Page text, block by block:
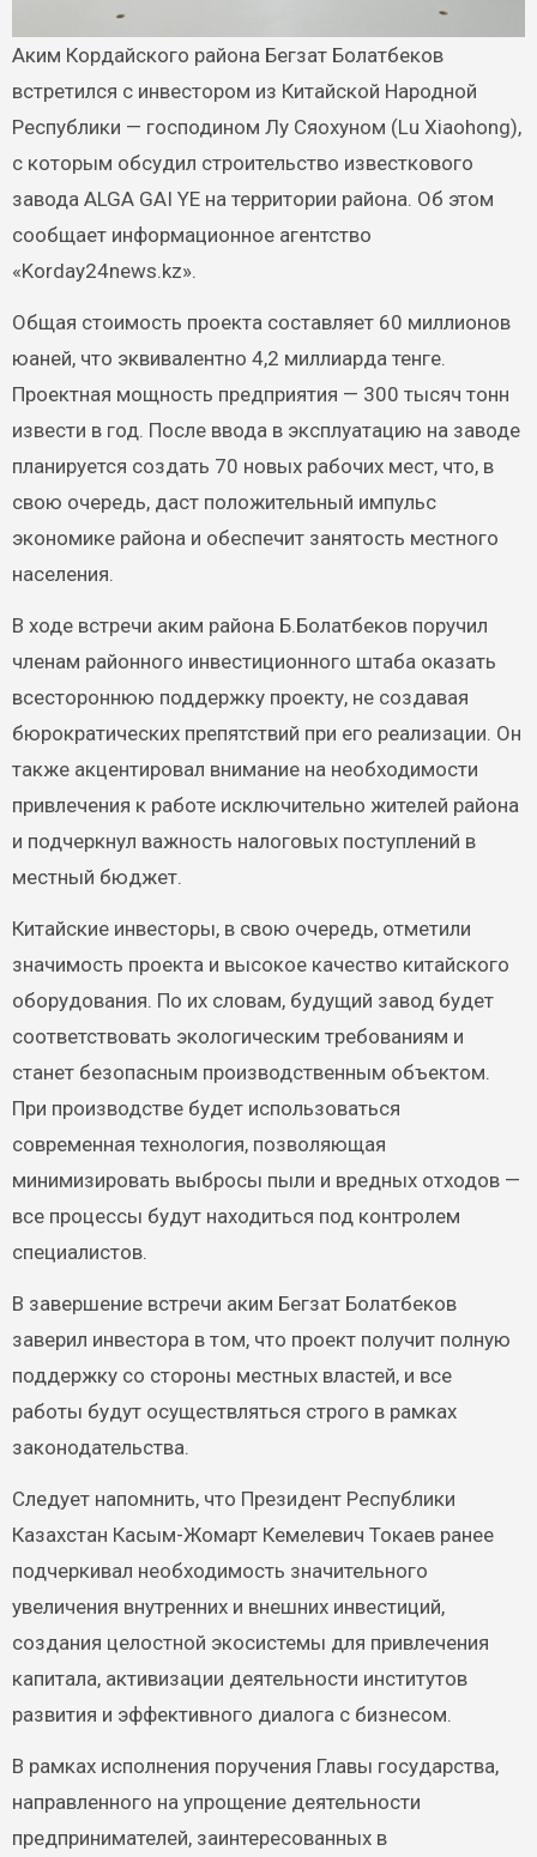
Аким Кордайского района Бегзат Болатбеков
встретился с инвестором из Китайской Народной
Республики — господином Лу Сяохуном (Lu Xiaohong),
с которым обсудил строительство известкового
завода ALGA GAI YE на территории района. Об этом
сообщает информационное агентство
«Korday24news.kz».
Общая стоимость проекта составляет 60 миллионов
юаней, что эквивалентно 4,2 миллиарда тенге.
Проектная мощность предприятия — 300 тысяч тонн
извести в год. После ввода в эксплуатацию на заводе
планируется создать 70 новых рабочих мест, что, в
свою очередь, даст положительный импульс
экономике района и обеспечит занятость местного
населения.
В ходе встречи аким района Б.Болатбеков поручил
членам районного инвестиционного штаба оказать
всестороннюю поддержку проекту, не создавая
бюрократических препятствий при его реализации. Он
также акцентировал внимание на необходимости
привлечения к работе исключительно жителей района
и подчеркнул важность налоговых поступлений в
местный бюджет.
Китайские инвесторы, в свою очередь, отметили
значимость проекта и высокое качество китайского
оборудования. По их словам, будущий завод будет
соответствовать экологическим требованиям и
станет безопасным производственным объектом.
При производстве будет использоваться
современная технология, позволяющая
минимизировать выбросы пыли и вредных отходов —
все процессы будут находиться под контролем
специалистов.
В завершение встречи аким Бегзат Болатбеков
заверил инвестора в том, что проект получит полную
поддержку со стороны местных властей, и все
работы будут осуществляться строго в рамках
законодательства.
Следует напомнить, что Президент Республики
Казахстан Касым-Жомарт Кемелевич Токаев ранее
подчеркивал необходимость значительного
увеличения внутренних и внешних инвестиций,
создания целостной экосистемы для привлечения
капитала, активизации деятельности институтов
развития и эффективного диалога с бизнесом.
В рамках исполнения поручения Главы государства,
направленного на упрощение деятельности
предпринимателей, заинтересованных в